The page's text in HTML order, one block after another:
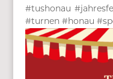
#tushonau
#turnen #honau